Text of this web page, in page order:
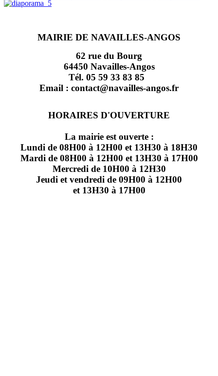
MAIRIE DE NAVAILLES-ANGOS
62 rue du Bourg
64450 Navailles-Angos
Tél. 05 59 33 83 85
Email : contact@navailles-angos.fr
HORAIRES D'OUVERTURE
La mairie est ouverte :
Lundi de 08H00 à 12H00 et 13H30 à 18H30
Mardi de 08H00 à 12H00 et 13H30 à 17H00
Mercredi de 10H00 à 12H30
Jeudi et vendredi de 09H00 à 12H00
et 13H30 à 17H00